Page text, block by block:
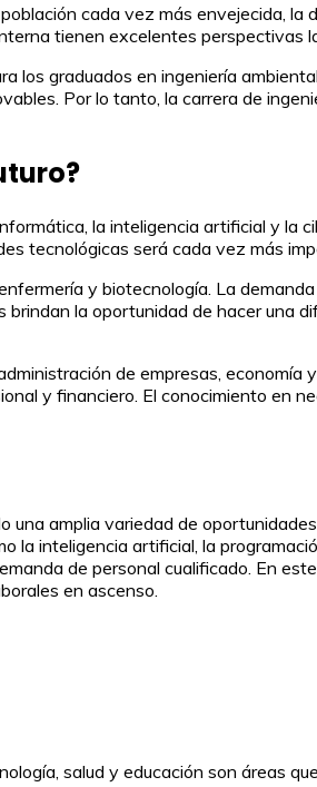
cada vez más envejecida,
tienen excelentes perspectivas
graduados en ingeniería
Por lo tanto, la carrera de
la inteligencia artificial y
tecnológicas será cada vez más
y biotecnología. La
la oportunidad de hacer una
de empresas,
y financiero. El conocimiento en
amplia variedad de
inteligencia artificial, la
de personal cualificado. En
en ascenso.
salud y educación son áreas